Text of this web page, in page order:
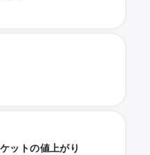
ットの値上がり